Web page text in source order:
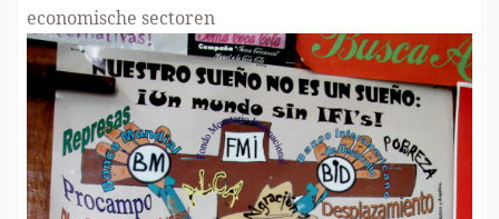
economische sectoren